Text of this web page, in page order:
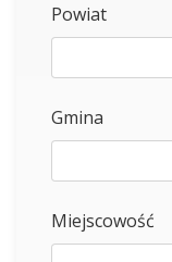
Powiat
Gmina
Miejscowość